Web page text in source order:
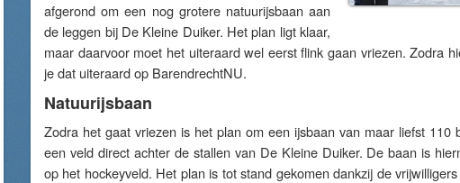
afgerond om een nog grotere natuurijsbaan aan
de leggen bij De Kleine Duiker. Het plan ligt klaar,
maar daarvoor moet het uiteraard wel eerst flink gaan vriezen. Zodra
je dat uiteraard op BarendrechtNU.
Natuurijsbaan
Zodra het gaat vriezen is het plan om een ijsbaan van maar liefst 110
een veld direct achter de stallen van De Kleine Duiker. De baan is
op het hockeyveld. Het plan is tot stand gekomen dankzij de